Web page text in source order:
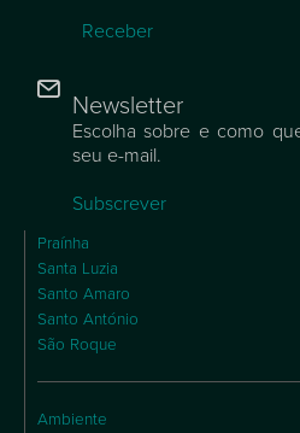
Receber
Newsletter
Escolha sobre e como
seu e-mail.
Subscrever
Praínha
Santa Luzia
Santo Amaro
Santo António
São Roque
Ambiente